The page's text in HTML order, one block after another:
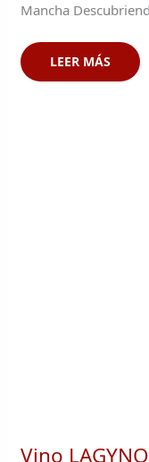
Mancha
LEER MÁS
Vino